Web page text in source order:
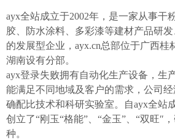
ayx全站成立于2002年，是一家从事干
胶、防水涂料、多彩漆等建材产品研
的发展型企业，ayx.cn总部位于广西桂
湖南设有分部。
ayx登录失败拥有自动化生产设备，生
能满足不同地域及客户的需求，公司
确配比技术和科研实验室。自ayx全站
创立了“刚玉“格能”、“金玉”、“双旺″
种。